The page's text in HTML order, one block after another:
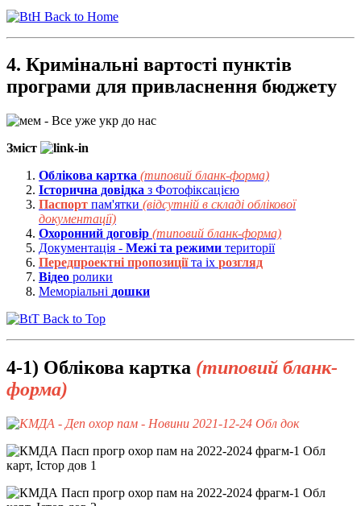
Back to Home
4. Кримінальні вартості пунктів
програми для привласнення бюджету
Зміст
Облікова картка (типовий бланк-форма)
Історична довідка з Фотофіксацією
Паспорт пам'ятки (відсутній в складі облікової
документації)
Охоронний договір (типовий бланк-форма)
Документація - Межі та режими території
Передпроектні пропозиціїта іх розгляд
Відео ролики
Меморіальні дошки
Back to Top
4-1) Облікова картка (типовий бланк-
форма)